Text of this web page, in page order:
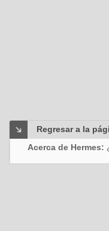
Regresar a la
Acerca de Hermes: